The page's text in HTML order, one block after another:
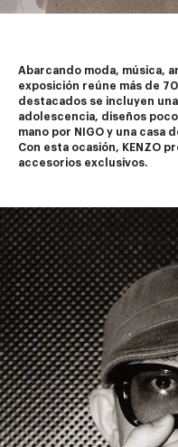
Abarcando moda, música,
exposición reúne más de
destacados se incluyen
adolescencia, diseños
mano por NIGO y una casa
Con esta ocasión, KENZO
accesorios exclusivos.